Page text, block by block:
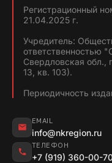
Регистрационный
21.04.2025 г.
Учредитель:
Свердловская обл.,
13, кв. 103).
Периодичность
EMAIL
info@nkregion.ru
ТЕЛЕФОН
+7 (919) 360-00-